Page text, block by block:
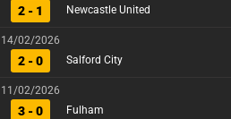
2 - 1 Newcastle United
14/02/2026
2 - 0 Salford City
11/02/2026
3 - 0 Fulham